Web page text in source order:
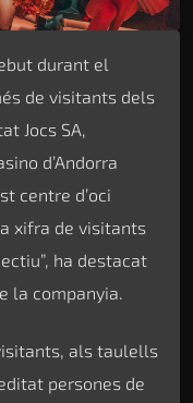
durant el
de visitants dels
Jocs SA,
d’Andorra
centre d’oci
xifra de visitants
ha destacat
la companyia.
als taulells
persones de